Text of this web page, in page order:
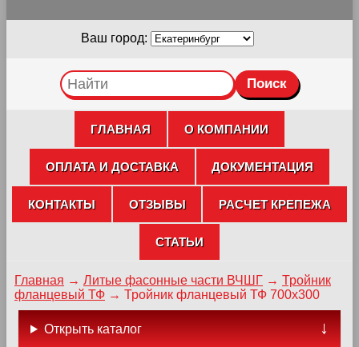
Ваш город:
ГЛАВНАЯ О КОМПАНИИ
ОПЛАТА И ДОСТАВКА ДОКУМЕНТАЦИЯ
КОНТАКТЫ ОТЗЫВЫ РАСЧЕТ КРЕПЕЖА
СТАТЬИ
Главная → Литые фасонные части ВЧШГ → Тройник
фланцевый ТФ → Тройник фланцевый ТФ 700х300
Открыть каталог